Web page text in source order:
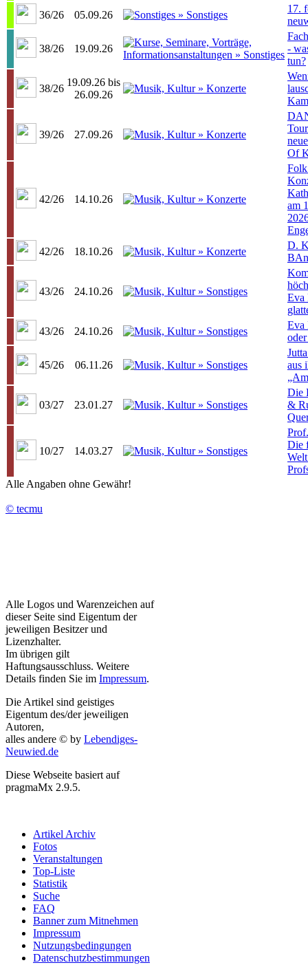
36/26
05.09.26
17.
38/26 19.09.26
-
tun?
38/26
19.09.26 bis
26.09.26
39/26 27.09.26
Of
42/26 14.10.26
am
42/26
18.10.26
D.
43/26 24.10.26
Eva
43/26
24.10.26
Eva
45/26 06.11.26
aus
03/27 23.01.27
Die
&
10/27 14.03.27
Die
Alle Angaben ohne Gewähr!
© tecmu
Alle Logos und Warenzeichen auf
dieser Seite sind Eigentum der
jeweiligen Besitzer und
Lizenzhalter.
Im übrigen gilt
Haftungsausschluss. Weitere
Details finden Sie im Impressum.
Die Artikel sind geistiges
Eigentum des/der jeweiligen
Autoren,
alles andere © by Lebendiges-
Neuwied.de
Diese Webseite basiert auf
pragmaMx 2.9.5.
Artikel Archiv
Fotos
Veranstaltungen
Top-Liste
Statistik
Suche
FAQ
Banner zum Mitnehmen
Impressum
Nutzungsbedingungen
Datenschutzbestimmungen